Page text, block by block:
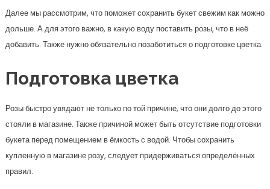
Далее мы рассмотрим, что поможет сохранить букет свежим как можно
дольше. А для этого важно, в какую воду поставить розы, что в неё
добавить. Также нужно обязательно позаботиться о подготовке цветка.
Подготовка цветка
Розы быстро увядают не только по той причине, что они долго до этого
стояли в магазине. Также причиной может быть отсутствие подготовки
букета перед помещением в ёмкость с водой. Чтобы сохранить
купленную в магазине розу, следует придерживаться определённых
правил.